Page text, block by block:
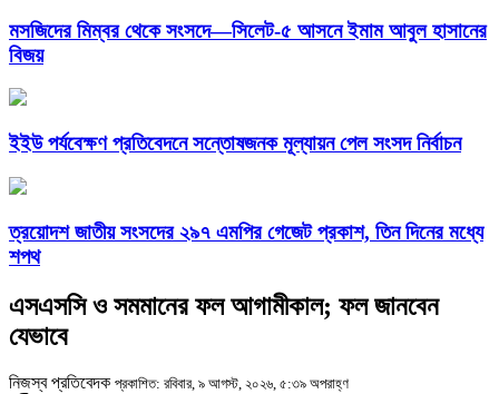
মসজিদের মিম্বর থেকে সংসদে—সিলেট-৫ আসনে ইমাম আবুল হাসানের
বিজয়
ইইউ পর্যবেক্ষণ প্রতিবেদনে সন্তোষজনক মূল্যায়ন পেল সংসদ নির্বাচন
ত্রয়োদশ জাতীয় সংসদের ২৯৭ এমপির গেজেট প্রকাশ, তিন দিনের মধ্যে
শপথ
এসএসসি ও সমমানের ফল আগামীকাল; ফল জানবেন
যেভাবে
নিজস্ব প্রতিবেদক প্রকাশিত: রবিবার, ৯ আগস্ট, ২০২৬, ৫:৩৯ অপরাহ্ণ